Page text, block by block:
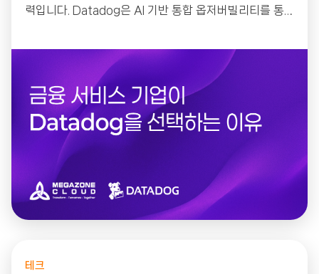
력입니다. Datadog은 AI 기반 통합 옵저버빌리티를 통
용 최적화까지 지원합니다. 실제 글로벌 금융 기업들의 도
입 사례와 함께 Datadog의 핵심 가치를 소개합니다.
테크